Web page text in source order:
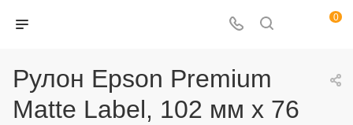
0
Рулон Epson Premium
Matte Label, 102 мм x 76